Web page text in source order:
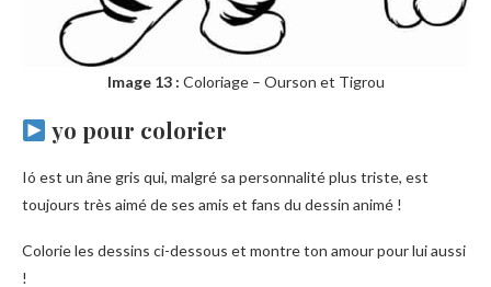
Image 13 : Coloriage – Ourson et Tigrou
yo pour colorier
Ió est un âne gris qui, malgré sa personnalité plus triste, est
toujours très aimé de ses amis et fans du dessin animé !
Colorie les dessins ci-dessous et montre ton amour pour lui aussi
!